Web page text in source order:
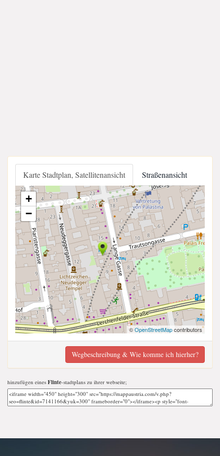
Karte Stadtplan, Satellitenansicht Straßenansicht
+
−
©OpenStreetMapcontributors
Wegbeschreibung & Wie komme ich hierher?
hinzufügen eines Flinte-stadtplans zu ihrer webseite;